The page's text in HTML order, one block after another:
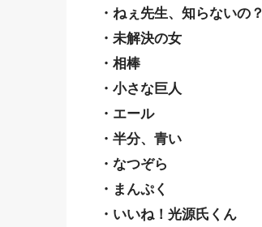
・ねぇ先生、知らないの？
・未解決の女
・相棒
・小さな巨人
・エール
・半分、青い
・なつぞら
・まんぷく
・いいね！光源氏くん